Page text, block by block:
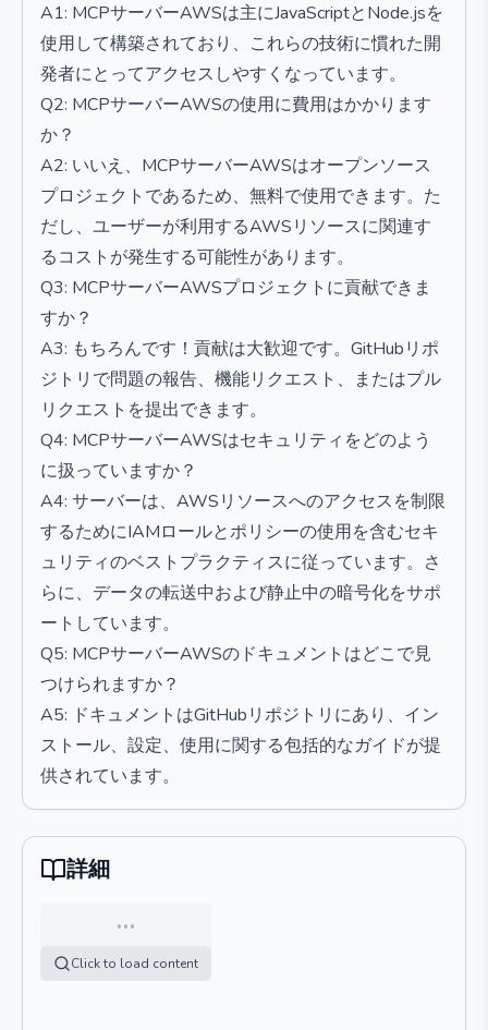
A1: MCPサーバーAWSは主にJavaScriptとNode.jsを
使用して構築されており、これらの技術に慣れた開
発者にとってアクセスしやすくなっています。
Q2: MCPサーバーAWSの使用に費用はかかります
か？
A2: いいえ、MCPサーバーAWSはオープンソース
プロジェクトであるため、無料で使用できます。た
だし、ユーザーが利用するAWSリソースに関連す
るコストが発生する可能性があります。
Q3: MCPサーバーAWSプロジェクトに貢献できま
すか？
A3: もちろんです！貢献は大歓迎です。GitHubリポ
ジトリで問題の報告、機能リクエスト、またはプル
リクエストを提出できます。
Q4: MCPサーバーAWSはセキュリティをどのよう
に扱っていますか？
A4: サーバーは、AWSリソースへのアクセスを制限
するためにIAMロールとポリシーの使用を含むセキ
ュリティのベストプラクティスに従っています。さ
らに、データの転送中および静止中の暗号化をサポ
ートしています。
Q5: MCPサーバーAWSのドキュメントはどこで見
つけられますか？
A5: ドキュメントはGitHubリポジトリにあり、イン
ストール、設定、使用に関する包括的なガイドが提
供されています。
詳細
…
Click to load content